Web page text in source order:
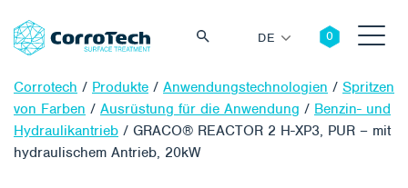
DE
Corrotech / Produkte / Anwendungstechnologien / Spritzen
von Farben / Ausrüstung für die Anwendung / Benzin- und
Hydraulikantrieb / GRACO® REACTOR 2 H-XP3, PUR – mit
hydraulischem Antrieb, 20kW